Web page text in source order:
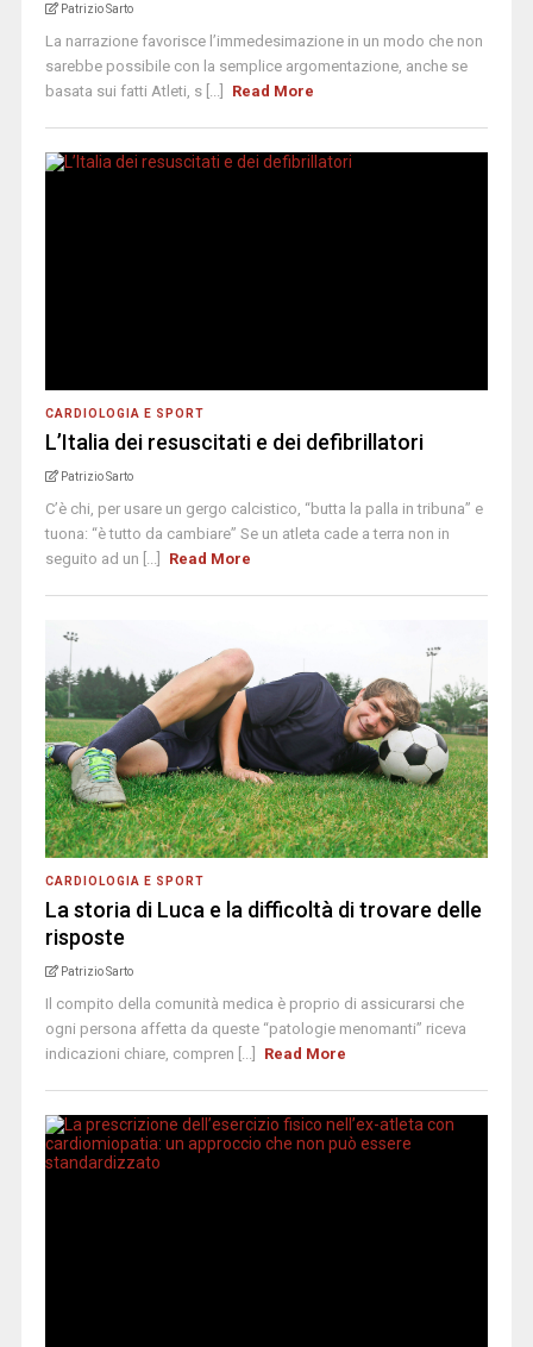
Patrizio Sarto
La narrazione favorisce l’immedesimazione in un modo che non
sarebbe possibile con la semplice argomentazione, anche se
basata sui fatti Atleti, s [...]
Read More
CARDIOLOGIA E SPORT
L’Italia dei resuscitati e dei defibrillatori
Patrizio Sarto
C’è chi, per usare un gergo calcistico, “butta la palla in tribuna” e
tuona: “è tutto da cambiare” Se un atleta cade a terra non in
seguito ad un [...]
Read More
CARDIOLOGIA E SPORT
La storia di Luca e la difficoltà di trovare delle
risposte
Patrizio Sarto
Il compito della comunità medica è proprio di assicurarsi che
ogni persona affetta da queste “patologie menomanti” riceva
indicazioni chiare, compren [...]
Read More